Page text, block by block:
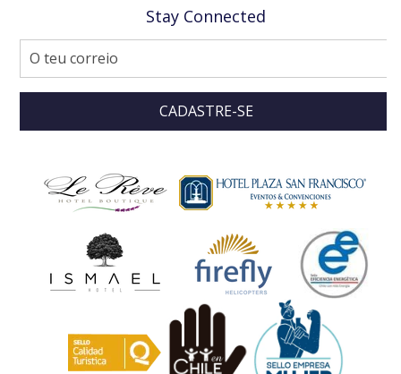
Stay Connected
CADASTRE-SE